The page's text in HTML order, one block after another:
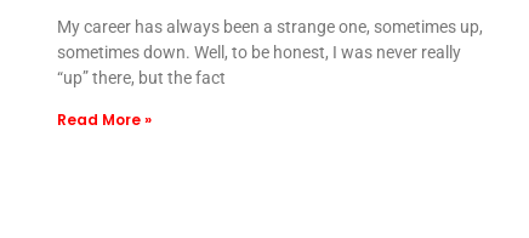
My career has always been a strange one, sometimes up,
sometimes down. Well, to be honest, I was never really
“up” there, but the fact
Read More »